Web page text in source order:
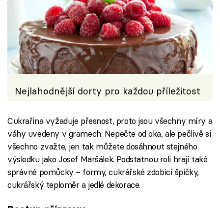
Nejlahodnější dorty pro každou příležitost
Cukrařina vyžaduje přesnost, proto jsou všechny míry a
váhy uvedeny v gramech. Nepečte od oka, ale pečlivě si
všechno zvažte, jen tak můžete dosáhnout stejného
výsledku jako Josef Maršálek. Podstatnou roli hrají také
správné pomůcky – formy, cukrářské zdobicí špičky,
cukrářský teploměr a jedlé dekorace.